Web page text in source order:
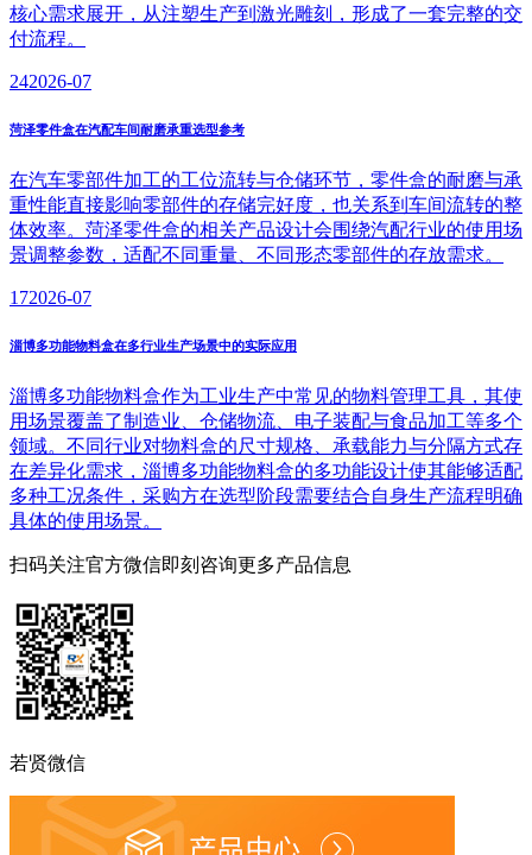
核心需求展开，从注塑生产到激光雕刻，形成了一套完整的交
付流程。
242026-07
菏泽零件盒在汽配车间耐磨承重选型参考
在汽车零部件加工的工位流转与仓储环节，零件盒的耐磨与承
重性能直接影响零部件的存储完好度，也关系到车间流转的整
体效率。菏泽零件盒的相关产品设计会围绕汽配行业的使用场
景调整参数，适配不同重量、不同形态零部件的存放需求。
172026-07
淄博多功能物料盒在多行业生产场景中的实际应用
淄博多功能物料盒作为工业生产中常见的物料管理工具，其使
用场景覆盖了制造业、仓储物流、电子装配与食品加工等多个
领域。不同行业对物料盒的尺寸规格、承载能力与分隔方式存
在差异化需求，淄博多功能物料盒的多功能设计使其能够适配
多种工况条件，采购方在选型阶段需要结合自身生产流程明确
具体的使用场景。
扫码关注官方微信即刻咨询更多产品信息
若贤微信